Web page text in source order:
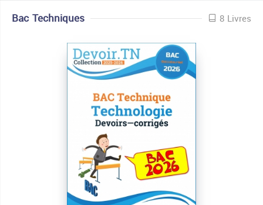
Bac Techniques 8 Livres